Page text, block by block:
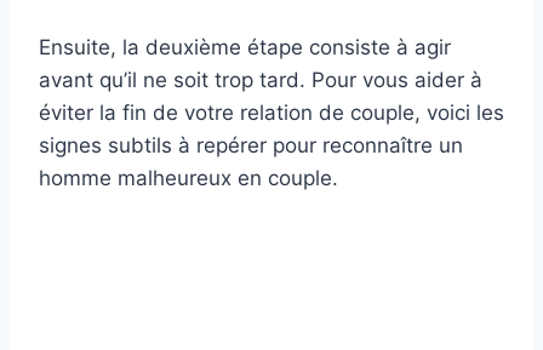
Ensuite, la deuxième étape consiste à agir
avant qu’il ne soit trop tard. Pour vous aider à
éviter la fin de votre relation de couple, voici les
signes subtils à repérer pour reconnaître un
homme malheureux en couple.